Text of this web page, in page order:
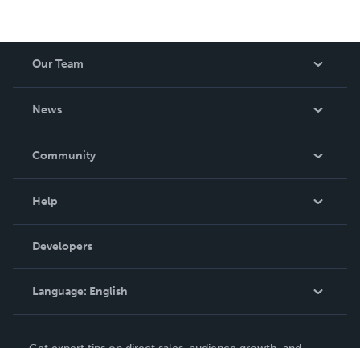
Our Team
News
In The News
Community
Podcast
Help
Order Lookup
Knowledge Base
Contact Support
Developers
Language: English